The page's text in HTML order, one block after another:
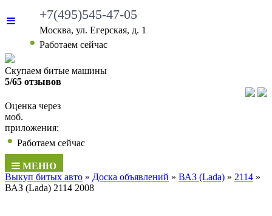
+7(495)545-47-05
Москва, ул. Егерская, д. 1
• Работаем сейчас
Скупаем битые машины
5/65 отзывов
Оценка через
моб.
приложения:
• Работаем сейчас
МЕНЮ
Выкуп битых авто » Доска объявлений » ВАЗ (Lada) » 2114 »
ВАЗ (Lada) 2114 2008